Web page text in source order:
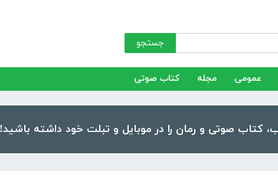
جستجو
عمومی مجله کتاب صوتی